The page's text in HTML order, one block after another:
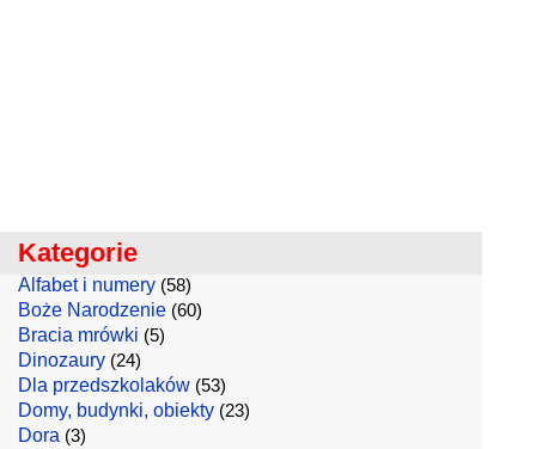
Kategorie
Alfabet i numery (58)
Boże Narodzenie (60)
Bracia mrówki (5)
Dinozaury (24)
Dla przedszkolaków (53)
Domy, budynki, obiekty (23)
Dora (3)